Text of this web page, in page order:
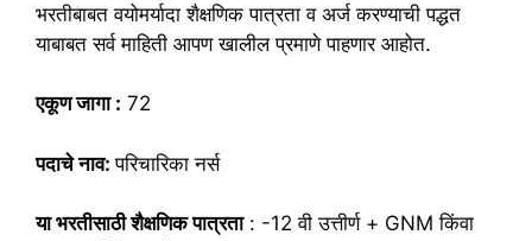
भरतीबाबत वयोमर्यादा शैक्षणिक पात्रता व अर्ज करण्याची पद्धत
याबाबत सर्व माहिती आपण खालील प्रमाणे पाहणार आहोत.
एकूण जागा : 72
पदाचे नाव:परिचारिका नर्स
या भरतीसाठी शैक्षणिक पात्रता: -12 वी उत्तीर्ण + GNM किंवा